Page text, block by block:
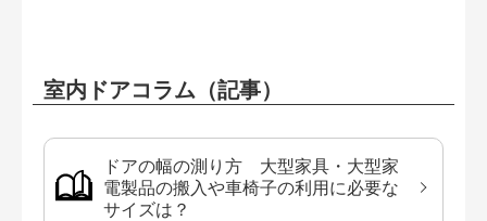
室内ドアコラム（記事）
ドアの幅の測り方 大型家具・大型家
電製品の搬入や車椅子の利用に必要な
サイズは？